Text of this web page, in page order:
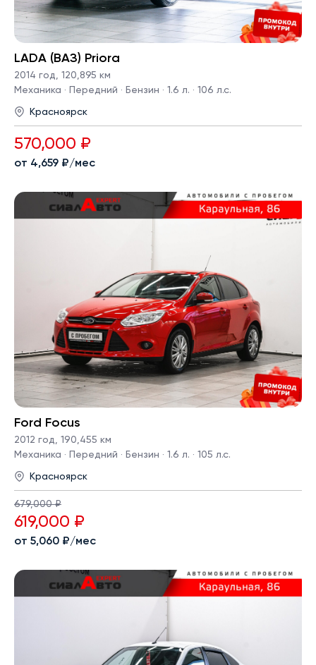
LADA (ВАЗ) Priora
2014 год
120,895 км
Механика · Передний · Бензин · 1.6 л. · 106 л.с.
Красноярск
570,000 ₽
от 4,659 ₽/мес
Ford Focus
2012 год, 190,455 км
Механика · Передний · Бензин · 1.6 л. · 105 л.с.
Красноярск
679,000 ₽
619,000 ₽
от 5,060 ₽/мес